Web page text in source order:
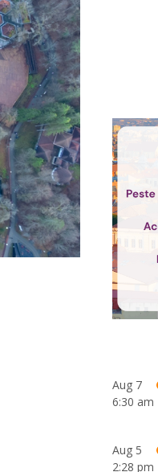
Aug 7
6:30 am
Aug 5
2:28 pm